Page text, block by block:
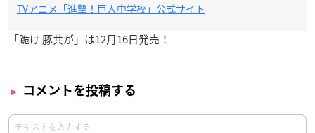
TVアニメ「進撃！巨人中学校」公式サイト
「跪け 豚共が」は12月16日発売！
コメントを投稿する